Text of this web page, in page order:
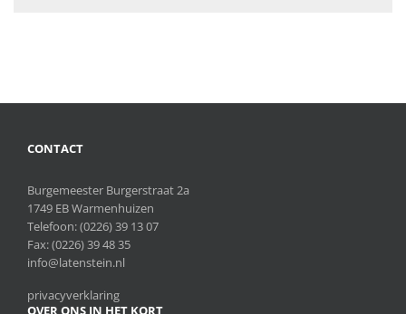
CONTACT
Burgemeester Burgerstraat 2a
1749 EB Warmenhuizen
Telefoon:(0226) 39 13 07
Fax: (0226) 39 48 35
info@latenstein.nl
privacyverklaring
OVER ONS IN HET KORT